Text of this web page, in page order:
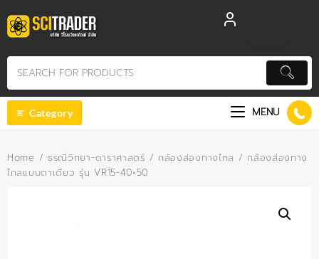
to
content
Category MENU
Home / ธรณีวิทยา-ดาราศาสตร์ / กล้องส่องทางไกล / กล้องส่องทาง
ไกลแบบตาเดียว รุ่น VR15-40×50